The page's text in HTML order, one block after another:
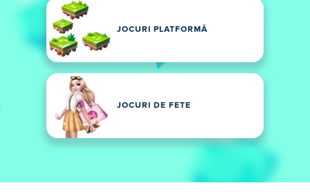
JOCURI PLATFORMĂ
JOCURI DE FETE